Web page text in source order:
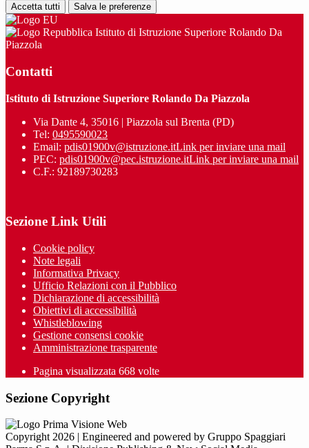
Accetta tutti Salva le preferenze
Istituto di Istruzione Superiore Rolando Da
Piazzola
Contatti
Istituto di Istruzione Superiore Rolando Da Piazzola
Via Dante 4, 35016 | Piazzola sul Brenta (PD)
Tel: 0495590023
Email: pdis01900v@istruzione.itLink per inviare una mail
PEC: pdis01900v@pec.istruzione.itLink per inviare una mail
C.F.: 92189730283
Sezione Link Utili
Cookie policy
Note legali
Informativa Privacy
Ufficio Relazioni con il Pubblico
Dichiarazione di accessibilità
Obiettivi di accessibilità
Whistleblowing
Gestione consensi cookie
Amministrazione trasparente
Pagina visualizzata 668 volte
Sezione Copyright
Copyright 2026 | Engineered and powered by Gruppo Spaggiari